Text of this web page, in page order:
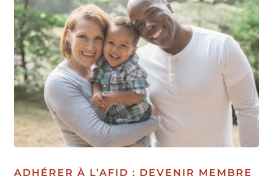
ADHÉRER À L’AFID : DEVENIR MEMBRE